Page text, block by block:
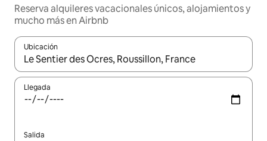
Reserva alquileres vacacionales únicos, alojamientos y
mucho más en Airbnb
Ubicación
Cuando los resultados estén disponibles, navega con las
Llegada
Salida